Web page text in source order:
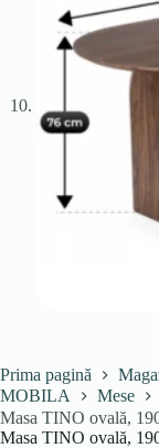
Prima pagină
MOBILA
Mese
Masa TINO ovală,
Masa TINO ovală,